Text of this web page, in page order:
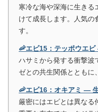
寒冷な海や深海に生きる
けて成長します。人気の
す。
🦐エビ15：テッポウエ
ハサミから発する衝撃波
ゼとの共生関係とともに
🦐エビ16：オキアミ ―
厳密にはエビとは異なる